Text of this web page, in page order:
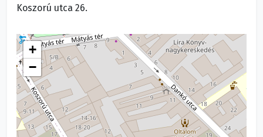
Koszorú utca 26.
+
−